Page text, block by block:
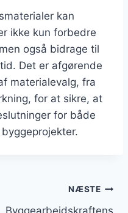
kan
ikke kun forbedre
også bidrage til
Det er afgørende
materialevalg, fra
for at sikre, at
for både
NÆSTE
Byggearbejdskraftens